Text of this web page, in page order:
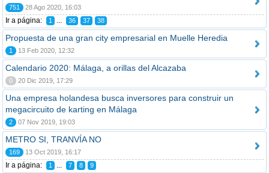
751 28 Ago 2020, 16:03
Ir a página: 1 ... 36 37 38
Propuesta de una gran city empresarial en Muelle Heredia
1 13 Feb 2020, 12:32
Calendario 2020: Málaga, a orillas del Alcazaba
0 20 Dic 2019, 17:29
Una empresa holandesa busca inversores para construir un
megacircuito de karting en Málaga
2 07 Nov 2019, 19:03
METRO SI, TRANVÍA NO
169 13 Oct 2019, 16:17
Ir a página: 1 ... 7 8 9